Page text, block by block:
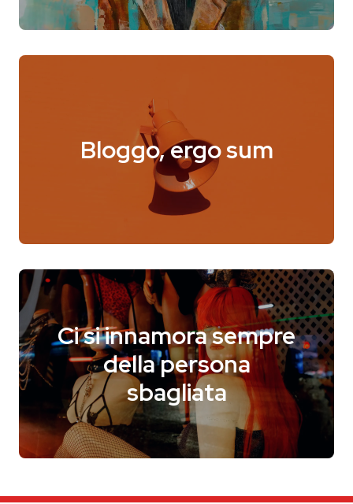
Bloggo, ergo sum
Ci si innamora sempre
della persona
sbagliata